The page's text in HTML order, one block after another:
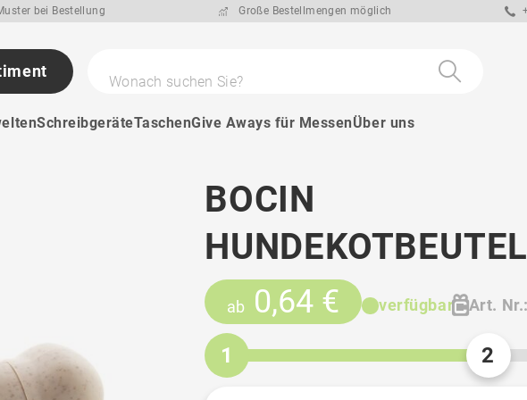
bei Bestellung Große Bestellmengen möglich
Wonach suchen Sie?
SchreibgeräteTaschenGive Aways für MessenÜber uns
BOCIN
ab 0,64 € verfügbar Art.
1 2